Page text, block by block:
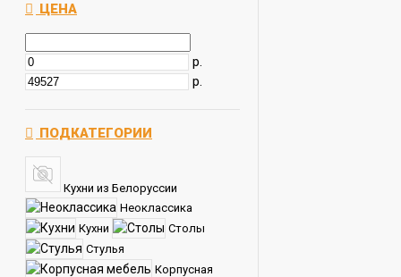
ЦЕНА
р.
р.
ПОДКАТЕГОРИИ
Кухни из Белоруссии
Неоклассика
Кухни
Столы
Стулья
Корпусная